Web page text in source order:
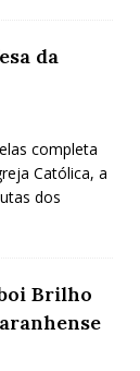
da
completa
Católica, a
dos
Brilho